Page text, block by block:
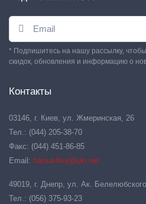
* Подпишитесь на нашу рассылку,
скидок, обновления и информацию о
Контакты
03146, г. Киев, ул. Жмеринская, 26
Тел.: (044) 205-38-70
Факс: (044) 451-86-85
Email: hansa-flex@ukr.net
49019, г. Днепр, ул. Ак.
Тел.: (056) 375-93-23